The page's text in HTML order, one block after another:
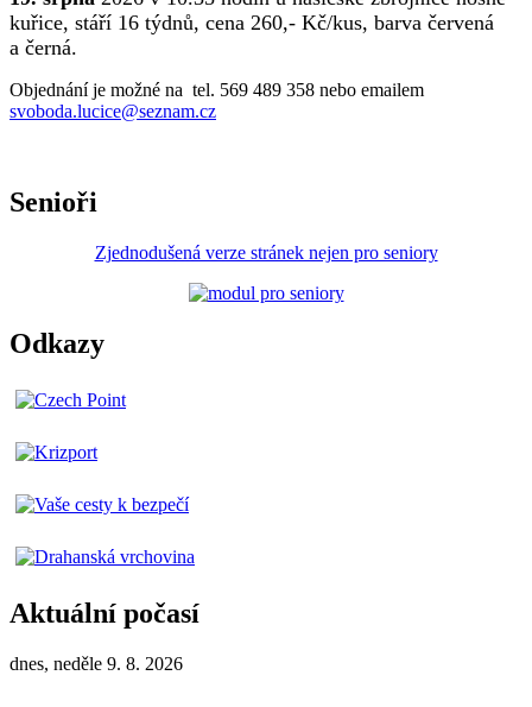
kuřice, stáří 16 týdnů, cena 260,- Kč/kus, barva červená
a černá.
Objednání je možné na tel. 569 489 358 nebo emailem
svoboda.lucice@seznam.cz
Senioři
Zjednodušená verze stránek nejen pro seniory
Odkazy
Aktuální počasí
dnes, neděle 9. 8. 2026